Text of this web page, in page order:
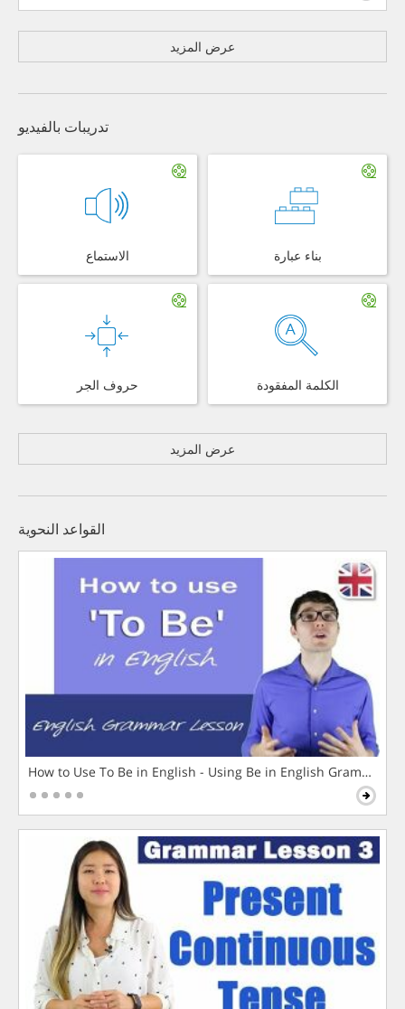
عرض المزيد
تدريبات بالفيديو
الاستماع بناء عبارة
حروف الجر الكلمة المفقودة
عرض المزيد
القواعد النحوية
How to Use To Be in English - Using Be in English Grammar